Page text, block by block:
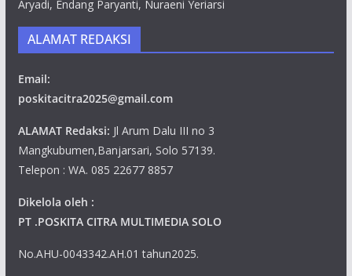
Aryadi, Endang Paryanti, Nuraeni Yeriarsi
ALAMAT REDAKSI
Email:
poskitacitra2025@gmail.com
ALAMAT Redaksi: Jl Arum Dalu III no 3
Mangkubumen,Banjarsari, Solo 57139.
Telepon : WA. 085 22677 8857
Dikelola oleh :
PT .POSKITA CITRA MULTIMEDIA SOLO
No.AHU-0043342.AH.01 tahun2025.